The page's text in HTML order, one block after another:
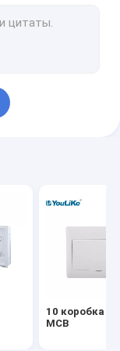
силы
10 коробка
MCB